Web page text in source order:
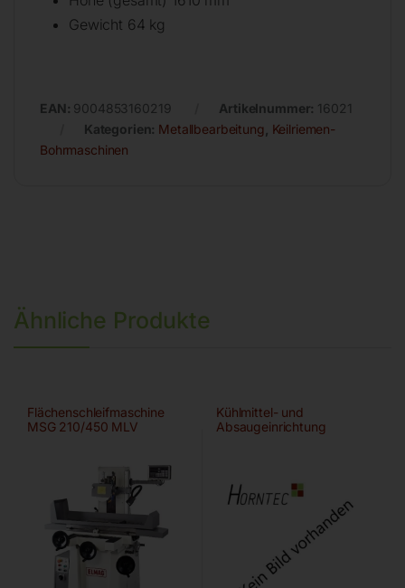
Gewicht 64 kg
EAN: 9004853160219 Artikelnummer: 16021
Kategorien: Metallbearbeitung Keilriemen-
Bohrmaschinen
Ähnliche Produkte
Flächenschleifmaschine
MSG 210/450 MLV
Kühlmittel- und
Absaugeinrichtung